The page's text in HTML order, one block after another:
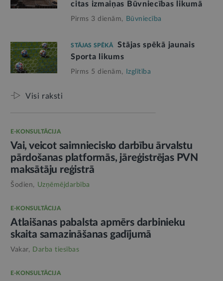
citas izmaiņas Būvniecības likumā
Pirms 3 dienām, Būvniecība
STĀJAS SPĒKĀ
Stājas spēkā jaunais
Sporta likums
Pirms 5 dienām, Izglītība
Visi raksti
E-KONSULTĀCIJA
Vai, veicot saimniecisko darbību ārvalstu
pārdošanas platformās, jāreģistrējas PVN
maksātāju reģistrā
Šodien, Uzņēmējdarbība
E-KONSULTĀCIJA
Atlaišanas pabalsta apmērs darbinieku
skaita samazināšanas gadījumā
Vakar, Darba tiesības
E-KONSULTĀCIJA